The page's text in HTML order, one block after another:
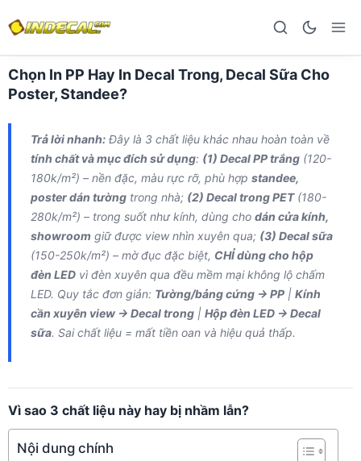
Chọn In PP Hay In Decal Trong, Decal Sữa Cho
Poster, Standee?
Trả lời nhanh: Đây là 3 chất liệu khác nhau hoàn toàn về
tính chất và mục đích sử dụng: (1) Decal PP trắng (120-
180k/m²) – nền đặc, màu rực rỡ, phù hợp standee,
poster dán tường trong nhà; (2) Decal trong PET(180-
280k/m²) – trong suốt như kính, dùng cho dán cửa kính,
showroom giữ được view nhìn xuyên qua; (3) Decal sữa
(150-250k/m²) – mờ đục đặc biệt, CHỈ dùng cho hộp
đèn LED vì đèn xuyên qua đều mềm mại không lộ chấm
LED. Quy tắc đơn giản: Tường/bảng cứng → PP | Kính
cần xuyên view → Decal trong | Hộp đèn LED → Decal
sữa. Sai chất liệu = mất tiền oan và hiệu quả thấp.
Vì sao 3 chất liệu này hay bị nhầm lẫn?
Nội dung chính